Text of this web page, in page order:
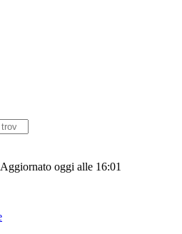
Aggiornato oggi alle 16:01